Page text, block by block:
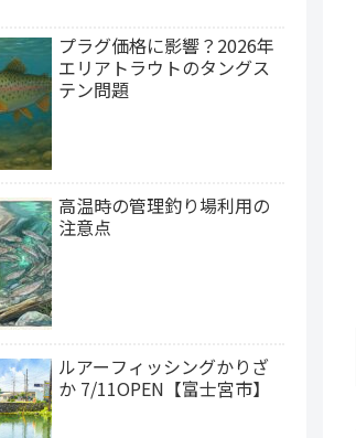
プラグ価格に影響？2026年
エリアトラウトのタングス
テン問題
高温時の管理釣り場利用の
注意点
ルアーフィッシングかりざ
か 7/11OPEN【富士宮市】